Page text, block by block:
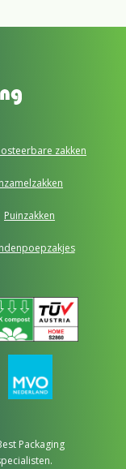
zakken
Puinzakken
Packaging